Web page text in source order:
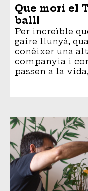
Que mori el
ball!
Per increïble
gaire llunyà,
conèixer una
companyia i
passen a la